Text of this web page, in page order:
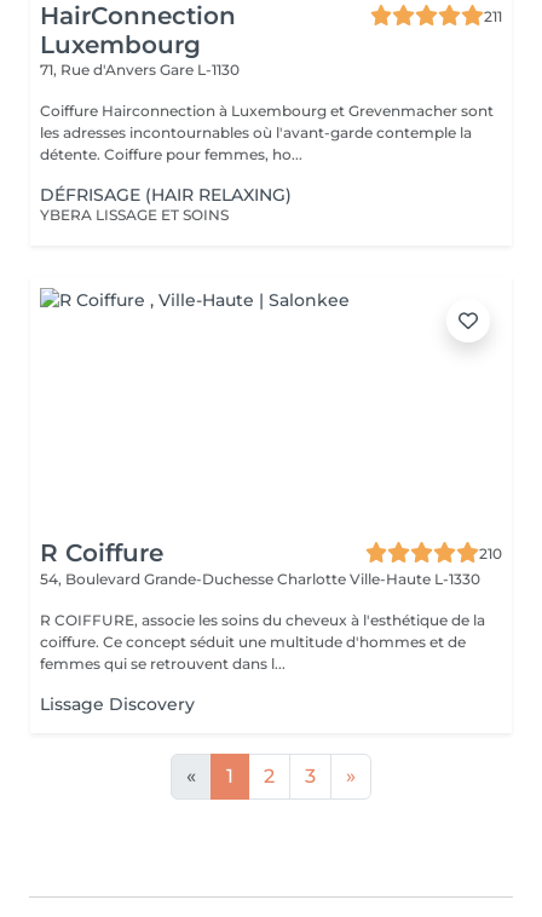
HairConnection
Luxembourg
211
71, Rue d'Anvers Gare L-1130
Coiffure Hairconnection à Luxembourg et Grevenmacher sont
les adresses incontournables où l'avant-garde contemple la
détente. Coiffure pour femmes, ho...
DÉFRISAGE (HAIR RELAXING)
YBERA LISSAGE ET SOINS
R Coiffure
210
54, Boulevard Grande-Duchesse Charlotte Ville-Haute L-1330
R COIFFURE, associe les soins du cheveux à l'esthétique de la
coiffure. Ce concept séduit une multitude d'hommes et de
femmes qui se retrouvent dans l...
Lissage Discovery
« 1 2 3 »